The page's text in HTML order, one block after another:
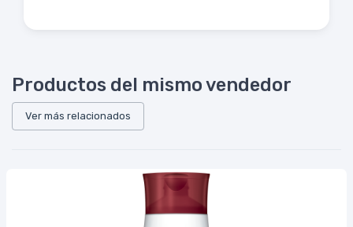
Productos del mismo vendedor
Ver más relacionados